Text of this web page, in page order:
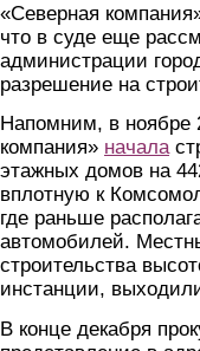
«Северная
что в суде еще
администрации
разрешение на
Напомним, в ноябре
компания» начала
этажных домов на
вплотную к
где раньше
автомобилей.
строительства
инстанции,
В конце декабря